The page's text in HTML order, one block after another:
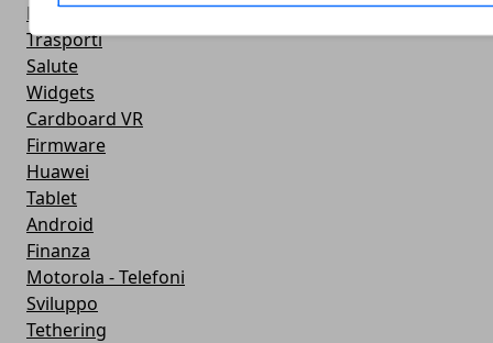
Lg - Telefoni
Trasporti
Salute
Widgets
Cardboard VR
Firmware
Huawei
Tablet
Android
Finanza
Motorola - Telefoni
Sviluppo
Tethering